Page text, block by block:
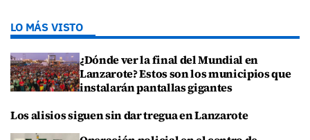
LO MÁS VISTO
¿Dónde ver la final del Mundial en
Lanzarote? Estos son los municipios que
instalarán pantallas gigantes
Los alisios siguen sin dar tregua en Lanzarote